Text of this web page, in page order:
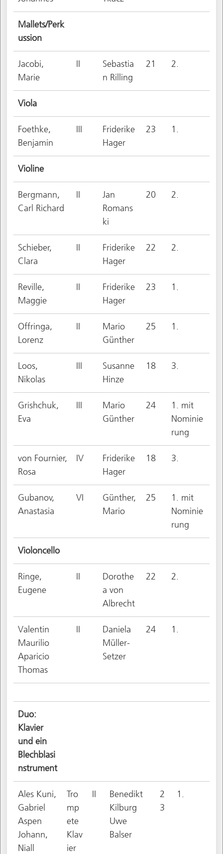
Mallets/Perk
ussion
Jacobi,
Marie
II
Sebastia
n Rilling
21 2.
Viola
Foethke,
Benjamin
III
Friderike
Hager
23 1.
Violine
Bergmann,
Carl Richard
II
Jan
Romans
ki
20 2.
Schieber,
Clara
II
Friderike
Hager
22 2.
Reville,
Maggie
II
Friderike
Hager
23 1.
Offringa,
Lorenz
II
Mario
Günther
25 1.
Loos,
Nikolas
III
Susanne
Hinze
18 3.
Grishchuk,
Eva
III
Mario
Günther
24
1. mit
Nominie
rung
von Fournier,
Rosa
IV
Friderike
Hager
18 3.
Gubanov,
Anastasia
VI
Günther,
Mario
25
1. mit
Nominie
rung
Violoncello
Ringe,
Eugene
II
Dorothe
a von
Albrecht
22 2.
Valentin
Maurilio
Aparicio
Thomas
II
Daniela
Müller-
Setzer
24 1.
Duo:
Klavier
und ein
Blechblasi
nstrument
Ales Kuni,
Gabriel
Aspen
Johann,
Niall
Tro
mp
ete
Klav
ier
II
Benedikt
Kilburg
Uwe
Balser
2
3
1.